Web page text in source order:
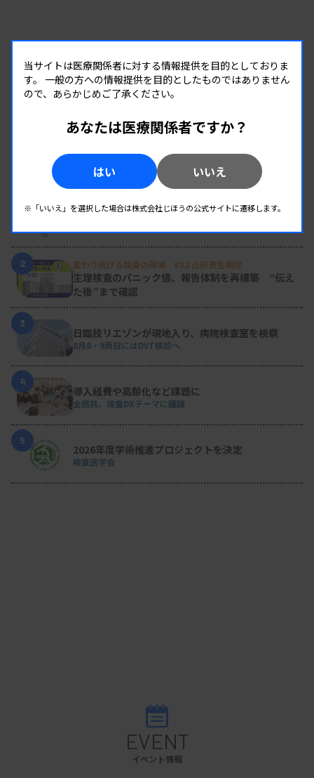
RANKING
人気の記事
新人臨床検査技師の歩き方 ［第16回］
2 変わり続ける検査の現場 #32 山形済生病院
生理検査のパニック値、報告体制を再構築 “伝え
た後”まで確認
3
日臨技リエゾンが現地入り、病院検査室を視察
8月8・9両日にはDVT検診へ
4
導入経費や高齢化など課題に
全医共、検査DXテーマに議論
5
2026年度学術推進プロジェクトを決定
検査医学会
EVENT
イベント情報
当サイトは医療関係者に対する情報提供を目的としておりま
す。 一般の方への情報提供を目的としたものではありません
ので、あらかじめご了承ください。
あなたは医療関係者ですか？
はい いいえ
※「いいえ」を選択した場合は株式会社じほうの公式サイトに遷移します。